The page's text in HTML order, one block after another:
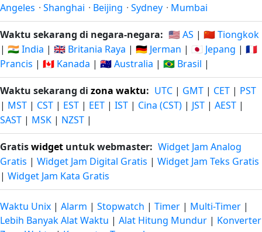
Angeles · Shanghai · Beijing · Sydney · Mumbai
Waktu sekarang di negara-negara: 🇺🇸 AS | 🇨🇳 Tiongkok
| 🇮🇳 India | 🇬🇧 Britania Raya | 🇩🇪 Jerman | 🇯🇵 Jepang | 🇫🇷
Prancis | 🇨🇦 Kanada | 🇦🇺 Australia | 🇧🇷 Brasil |
Waktu sekarang di zona waktu: UTC | GMT | CET | PST
| MST | CST | EST | EET | IST | Cina (CST) | JST | AEST |
SAST | MSK | NZST |
Gratiswidget untuk webmaster: Widget Jam Analog
Gratis | Widget Jam Digital Gratis | Widget Jam Teks Gratis
| Widget Jam Kata Gratis
Waktu Unix | Alarm | Stopwatch | Timer | Multi-Timer |
Lebih Banyak Alat Waktu | Alat Hitung Mundur | Konverter